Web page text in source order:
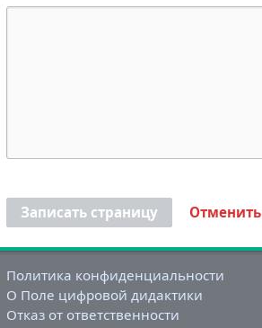
Записать страницу Отменить
Политика конфиденциальности
О Поле цифровой дидактики
Отказ от ответственности